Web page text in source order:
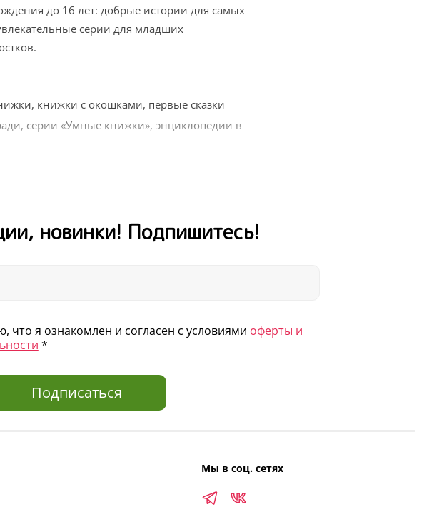
до 16 лет: добрые истории для самых
серии для младших
книжки с окошками, первые сказки
серии «Умные книжки», энциклопедии в
новинки! Подпишитесь!
я ознакомлен и согласен с условиями оферты и
*
Подписаться
Мы в соц. сетях